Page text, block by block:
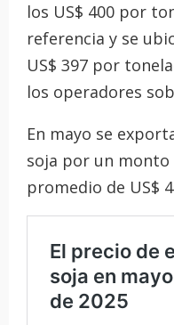
los US$ 400 por
referencia y se
US$ 397 por
los operadores
En mayo se
soja por un monto
promedio de US$